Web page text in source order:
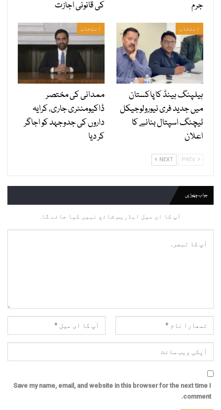
جرم
کی قانونی اجازت
انتخاب
ہیلپنگ ہینڈ کا پاکستان
میں جدید فری نیورولوجیکل
ٹیچنگ اسپتال بنانے کا
اعلان
انتخاب
ممدانی کی مختصر
ڈاکیومنٹری جاری، کرایہ
داروں کی جدوجہد کو اجاگر
کر دیا
NEXT
جواب چھوڑیں
آپ کا ای میل ایڈریس شائع نہیں کیا جائے گا.
Save my name, email, and website in this browser for the next time I
comment.